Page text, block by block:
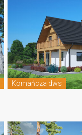
Komańcza dws